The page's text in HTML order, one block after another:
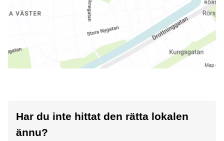
Har du inte hittat den rätta lokalen
ännu?